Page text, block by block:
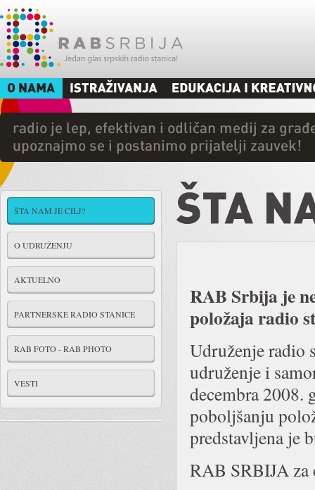
ŠTA NAM JE CILJ?
O UDRUŽENJU
AKTUELNO
PARTNERSKE RADIO STANICE
RAB FOTO - RAB PHOTO
VESTI
RAB Srbija je
položaja radio
Udruženje radio
udruženje i
decembra 2008.
poboljšanju
predstavljena je
RAB SRBIJA